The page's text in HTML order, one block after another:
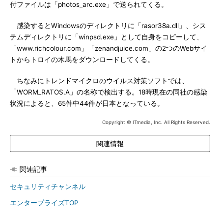
付ファイルは「photos_arc.exe」で送られてくる。
感染するとWindowsのディレクトリに「rasor38a.dll」、シス
テムディレクトリに「winpsd.exe」として自身をコピーして、
「www.richcolour.com」「zenandjuice.com」の2つのWebサイ
トからトロイの木馬をダウンロードしてくる。
ちなみにトレンドマイクロのウイルス対策ソフトでは、
「WORM_RATOS.A」の名称で検出する。18時現在の同社の感染
状況によると、65件中44件が日本となっている。
Copyright © ITmedia, Inc. All Rights Reserved.
関連情報
関連記事
セキュリティチャンネル
エンタープライズTOP